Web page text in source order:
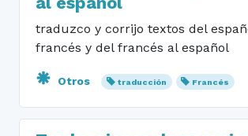
traduzco y corrijo textos del
francés y del francés al español
Otros traducción Francés